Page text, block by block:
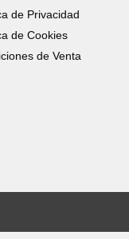
de Privacidad
de Cookies
de Venta